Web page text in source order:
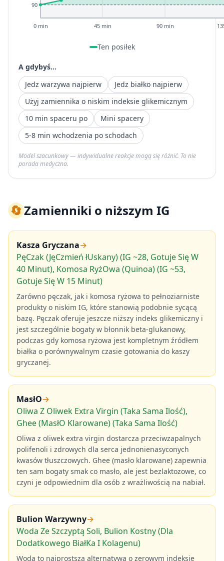
90
0 min 45 min 90 min
Ten posiłek
A gdybyś...
Jedz warzywa najpierw
Jedz białko najpierw
Użyj zamiennika o niskim indeksie glikemicznym
10 min spaceru po
Mini spacery
5-8 min wchodzenia po schodach
Model szacunkowy — indywidualne reakcje mogą się różnić. To nie
porada medyczna.
🔄Zamienniki o niższym IG
Kasza Gryczana→
PęCzak (JęCzmień łUskany) (IG ~28, Gotuje Się W
40 Minut), Komosa RyżOwa (Quinoa) (IG ~53,
Gotuje Się W 15 Minut)
Zarówno pęczak, jak i komosa ryżowa to pełnoziarniste
produkty o niskim IG, które stanowią podobnie sycącą
bazę. Pęczak oferuje jeszcze niższy indeks glikemiczny i
jest szczególnie bogaty w błonnik beta-glukanowy,
podczas gdy komosa ryżowa jest kompletnym źródłem
białka o porównywalnym czasie gotowania do kaszy
gryczanej.
MasłO→
Oliwa Z Oliwek Extra Virgin (Taka Sama Ilość),
Ghee (MasłO Klarowane) (Taka Sama Ilość)
Oliwa z oliwek extra virgin dostarcza przeciwzapalnych
polifenoli i zdrowych dla serca jednonienasyconych
kwasów tłuszczowych. Ghee (masło klarowane) zapewnia
ten sam bogaty smak co masło, ale jest bezlaktozowe, co
czyni je odpowiednim dla osób z wrażliwością na nabiał.
Bulion Warzywny→
Woda Ze Szczyptą Soli, Bulion Kostny (Dla
Dodatkowego BiałKa I Kolagenu)
Woda to najprostsza alternatywa o zerowym indeksie